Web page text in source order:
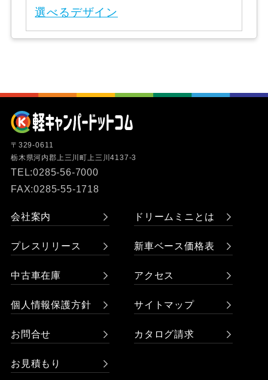
選べるデザイン
〒329-0611
栃木県河内郡上三川町上三川4137-3
TEL:0285-56-7000
FAX:0285-55-1718
会社案内 ドリームミニとは
プレスリリース 新車ベース価格表
中古車在庫 アクセス
個人情報保護方針 サイトマップ
お問合せ カタログ請求
お見積もり